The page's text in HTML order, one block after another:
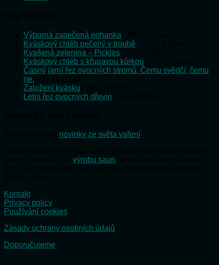
Výborná zapečená pohanka
Kváskový chléb pečený v troubě
Kvašená zelenina – Pickles
Kváskový chléb s křupavou kůrkou
Časný jarní řez ovocných stromů. Čemu svědčí, čemu
ne.
Založení kvásku
Letní řez ovocných dřevin
novinky ze světa vaření
výrobu saun
Kontakt
Privacy policy
Používání cookies
Zásady ochrany osobních údajů
Doporučujeme